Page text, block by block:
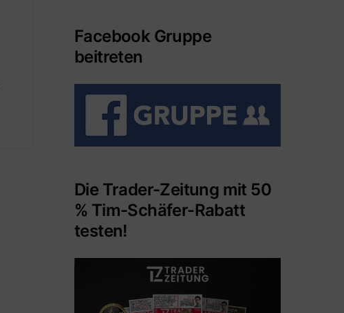
Facebook Gruppe
beitreten
Die Trader-Zeitung mit 50
% Tim-Schäfer-Rabatt
testen!